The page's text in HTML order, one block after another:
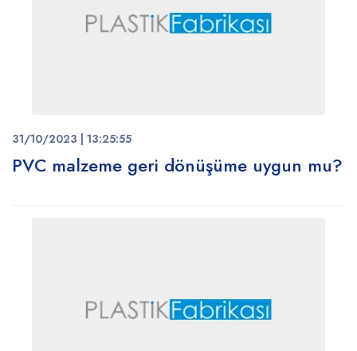
31/10/2023 | 13:25:55
PVC malzeme geri dönüşüme uygun mu?